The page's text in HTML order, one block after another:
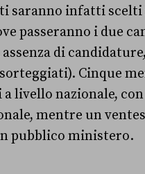
saranno infatti
passeranno i due
di
Cinque
a livello nazionale,
mentre un
pubblico ministero.